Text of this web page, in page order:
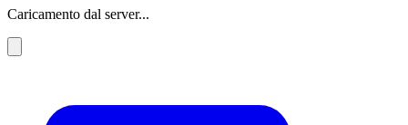
Caricamento dal server...